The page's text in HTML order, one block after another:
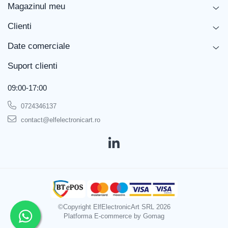
temperatură al
Putere
suport pentru ciocan de lipit, vârf WEL. RT-3, WEL.
Magazinul meu
Clienti
Date comerciale
Suport clienti
09:00-17:00
0724346137
contact@elfelectronicart.ro
©Copyright ElfElectronicArt SRL 2026
Platforma E-commerce by Gomag